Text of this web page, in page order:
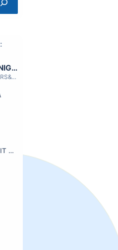
SECOND TO MIDNIGHT
KYLIE MINOQUE & YEARS&YEARS
SIMMARIT SAMMARIT KUMMARIT JA PIPO